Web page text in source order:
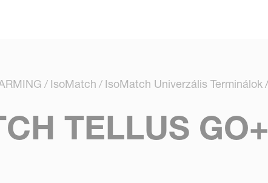
IsoMatch IsoMatch Univerzális Terminálok
TELLUS GO+